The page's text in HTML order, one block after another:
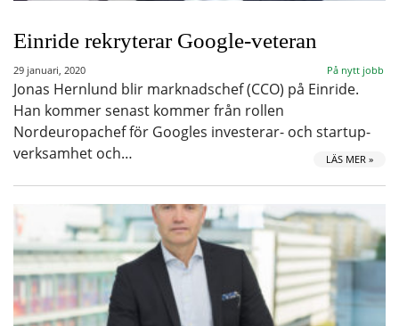
Einride rekryterar Google-veteran
29 januari, 2020 På nytt jobb
Jonas Hernlund blir marknadschef (CCO) på Einride.
Han kommer senast kommer från rollen
Nordeuropachef för Googles investerar- och startup-
verksamhet och…
LÄS MER »